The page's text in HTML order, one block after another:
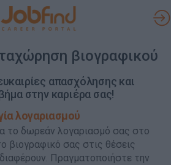
βιογραφικού
απασχόλησης και
στην καριέρα σας!
λογαριασμού
το δωρεάν λογαριασμό σας στο
βιογραφικό σας στις θέσεις
Πραγματοποιήστε την